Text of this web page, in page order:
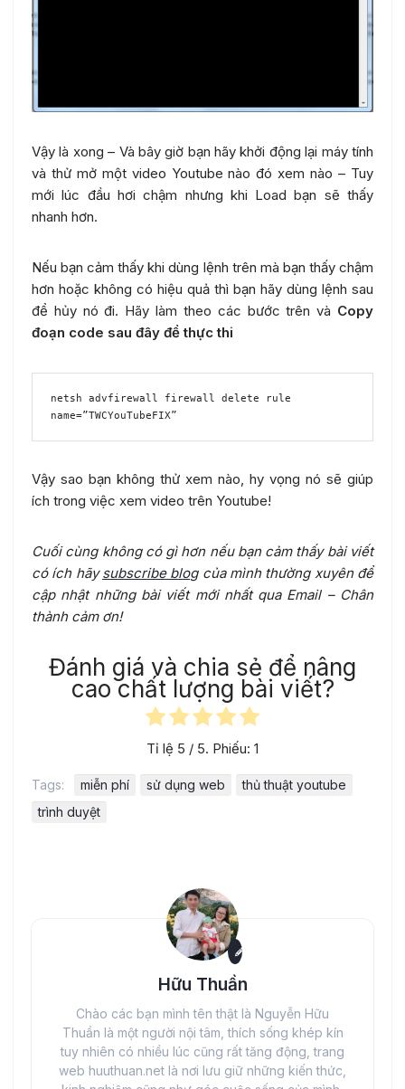
Vậy là xong – Và bây giờ bạn hãy khởi động lại máy tính
và thử mở một video Youtube nào đó xem nào – Tuy
mới lúc đầu hơi chậm nhưng khi Load bạn sẽ thấy
nhanh hơn.
Nếu bạn cảm thấy khi dùng lệnh trên mà bạn thấy chậm
hơn hoặc không có hiệu quả thì bạn hãy dùng lệnh sau
để hủy nó đi. Hãy làm theo các bước trên và Copy
đoạn code sau đây để thực thi
netsh advfirewall firewall delete rule
name=”TWCYouTubeFIX”
Vậy sao bạn không thử xem nào, hy vọng nó sẽ giúp
ích trong việc xem video trên Youtube!
Cuối cùng không có gì hơn nếu bạn cảm thấy bài viết
có ích hãysubscribe blogcủa mình thường xuyên để
cập nhật những bài viết mới nhất qua Email – Chân
thành cảm ơn!
Đánh giá và chia sẻ để nâng
cao chất lượng bài viết?
Tỉ lệ 5 / 5. Phiếu: 1
Tags: miễn phí sử dụng web
thủ thuật youtube
trình duyệt
Hữu Thuần
Chào các bạn mình tên thật là Nguyễn Hữu
Thuần là một người nội tâm, thích sống khép kín
tuy nhiên có nhiều lúc cũng rất tăng động, trang
web huuthuan.net là nơi lưu giữ những kiến thức,